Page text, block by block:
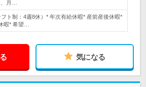
月…
ト制：4週8休）* 年次有給休暇* 産前産後休暇*
暇* 希望…
気になる